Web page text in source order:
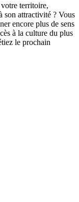
territoire,
son attractivité ? Vous
encore plus de sens
à la culture du plus
le prochain